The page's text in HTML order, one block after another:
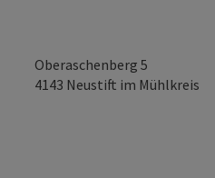
Oberaschenberg 5
4143 Neustift im Mühlkreis